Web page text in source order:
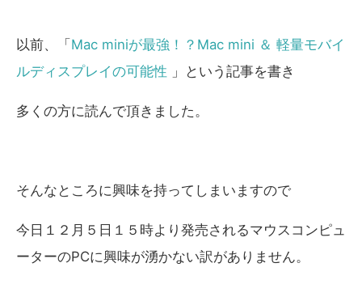
以前、「Mac miniが最強！？Mac mini ＆ 軽量モバイ
ルディスプレイの可能性 」という記事を書き
多くの方に読んで頂きました。
そんなところに興味を持ってしまいますので
今日１２月５日１５時より発売されるマウスコンピュ
ーターのPCに興味が湧かない訳がありません。